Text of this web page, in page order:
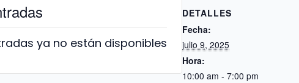
DETALLES
Fecha:
julio 9, 2025
Hora:
10:00 am - 7:00 pm
ya no están disponibles